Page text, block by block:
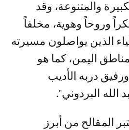
والمتنوعة، وقد
وروحاً وهوية، مخلفاً
الذين يواصلون مسيرته
اليمن، كما هو
دربه الأديب
الله البردوني".
المقالح من أبرز